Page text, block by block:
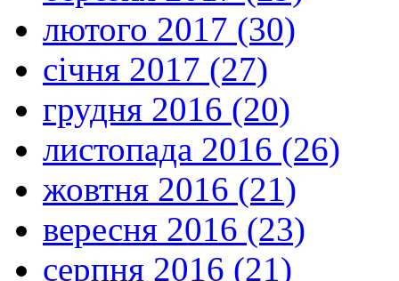
лютого 2017 (30)
січня 2017 (27)
грудня 2016 (20)
листопада 2016 (26)
жовтня 2016 (21)
вересня 2016 (23)
серпня 2016 (21)